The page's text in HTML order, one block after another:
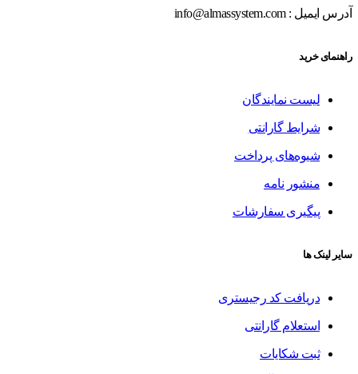
آدرس ایمیل : info@almassystem.com
راهنمای خرید
لیست نمایندگان
شرایط گارانتی
شیوه‌های پرداخت
منشور نامه
پیگیری سفارشات
سایر لینک ها
دریافت کد رجیستری
استعلام گارانتی
ثبت شکایات